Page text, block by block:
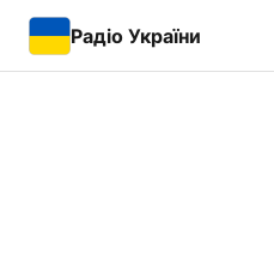
Радіо України